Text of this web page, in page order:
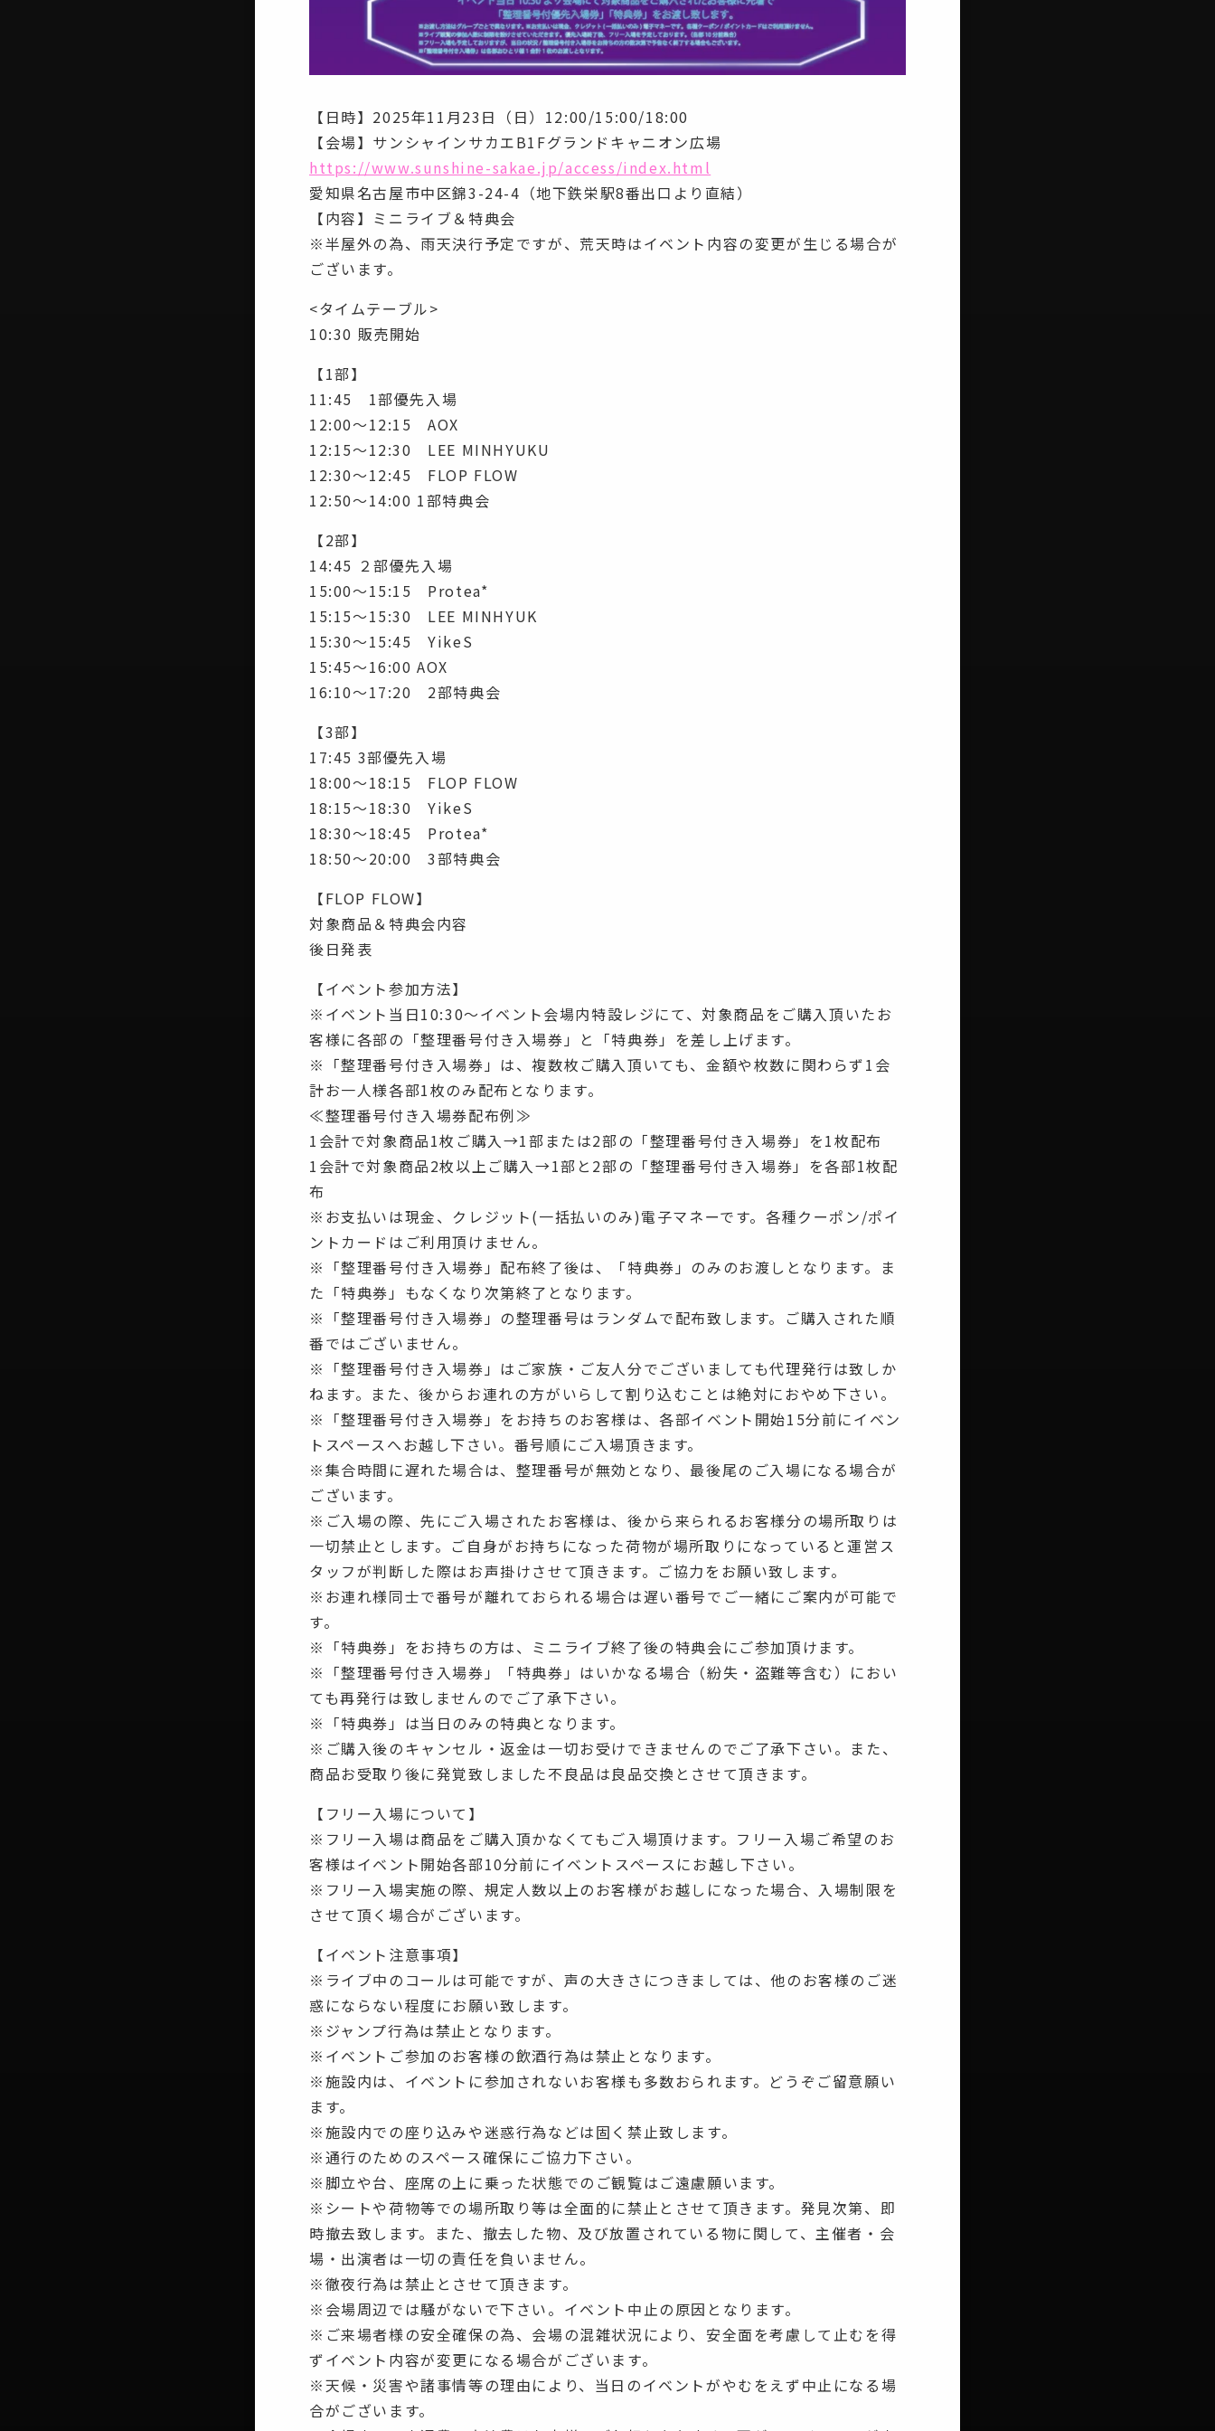
【日時】2025年11月23日（日）12:00/15:00/18:00
【会場】サンシャインサカエB1Fグランドキャニオン広場
https://www.sunshine-sakae.jp/access/index.html
愛知県名古屋市中区錦3-24-4（地下鉄栄駅8番出口より直結）
【内容】ミニライブ＆特典会
※半屋外の為、雨天決行予定ですが、荒天時はイベント内容の変更が生じる場合が
ございます。
<タイムテーブル>
10:30 販売開始
【1部】
11:45 1部優先入場
12:00〜12:15 AOX
12:15〜12:30 LEE MINHYUKU
12:30〜12:45 FLOP FLOW
12:50〜14:00 1部特典会
【2部】
14:45 ２部優先入場
15:00〜15:15 Protea*
15:15〜15:30 LEE MINHYUK
15:30〜15:45 YikeS
15:45〜16:00 AOX
16:10〜17:20 2部特典会
【3部】
17:45 3部優先入場
18:00〜18:15 FLOP FLOW
18:15〜18:30 YikeS
18:30〜18:45 Protea*
18:50〜20:00 3部特典会
【FLOP FLOW】
対象商品＆特典会内容
後日発表
【イベント参加方法】
※イベント当日10:30〜イベント会場内特設レジにて、対象商品をご購入頂いたお
客様に各部の「整理番号付き入場券」と「特典券」を差し上げます。
※「整理番号付き入場券」は、複数枚ご購入頂いても、金額や枚数に関わらず1会
計お一人様各部1枚のみ配布となります。
≪整理番号付き入場券配布例≫
1会計で対象商品1枚ご購入→1部または2部の「整理番号付き入場券」を1枚配布
1会計で対象商品2枚以上ご購入→1部と2部の「整理番号付き入場券」を各部1枚配
布
※お支払いは現金、クレジット(一括払いのみ)電子マネーです。各種クーポン/ポイ
ントカードはご利用頂けません。
※「整理番号付き入場券」配布終了後は、「特典券」のみのお渡しとなります。ま
た「特典券」もなくなり次第終了となります。
※「整理番号付き入場券」の整理番号はランダムで配布致します。ご購入された順
番ではございません。
※「整理番号付き入場券」はご家族・ご友人分でございましても代理発行は致しか
ねます。また、後からお連れの方がいらして割り込むことは絶対におやめ下さい。
※「整理番号付き入場券」をお持ちのお客様は、各部イベント開始15分前にイベン
トスペースへお越し下さい。番号順にご入場頂きます。
※集合時間に遅れた場合は、整理番号が無効となり、最後尾のご入場になる場合が
ございます。
※ご入場の際、先にご入場されたお客様は、後から来られるお客様分の場所取りは
一切禁止とします。ご自身がお持ちになった荷物が場所取りになっていると運営ス
タッフが判断した際はお声掛けさせて頂きます。ご協力をお願い致します。
※お連れ様同士で番号が離れておられる場合は遅い番号でご一緒にご案内が可能で
す。
※「特典券」をお持ちの方は、ミニライブ終了後の特典会にご参加頂けます。
※「整理番号付き入場券」「特典券」はいかなる場合（紛失・盗難等含む）におい
ても再発行は致しませんのでご了承下さい。
※「特典券」は当日のみの特典となります。
※ご購入後のキャンセル・返金は一切お受けできませんのでご了承下さい。また、
商品お受取り後に発覚致しました不良品は良品交換とさせて頂きます。
【フリー入場について】
※フリー入場は商品をご購入頂かなくてもご入場頂けます。フリー入場ご希望のお
客様はイベント開始各部10分前にイベントスペースにお越し下さい。
※フリー入場実施の際、規定人数以上のお客様がお越しになった場合、入場制限を
させて頂く場合がございます。
【イベント注意事項】
※ライブ中のコールは可能ですが、声の大きさにつきましては、他のお客様のご迷
惑にならない程度にお願い致します。
※ジャンプ行為は禁止となります。
※イベントご参加のお客様の飲酒行為は禁止となります。
※施設内は、イベントに参加されないお客様も多数おられます。どうぞご留意願い
ます。
※施設内での座り込みや迷惑行為などは固く禁止致します。
※通行のためのスペース確保にご協力下さい。
※脚立や台、座席の上に乗った状態でのご観覧はご遠慮願います。
※シートや荷物等での場所取り等は全面的に禁止とさせて頂きます。発見次第、即
時撤去致します。また、撤去した物、及び放置されている物に関して、主催者・会
場・出演者は一切の責任を負いません。
※徹夜行為は禁止とさせて頂きます。
※会場周辺では騒がないで下さい。イベント中止の原因となります。
※ご来場者様の安全確保の為、会場の混雑状況により、安全面を考慮して止むを得
ずイベント内容が変更になる場合がございます。
※天候・災害や諸事情等の理由により、当日のイベントがやむをえず中止になる場
合がございます。